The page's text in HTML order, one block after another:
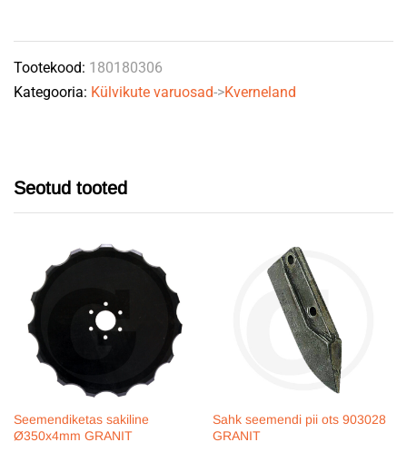
quantity
Tootekood: 180180306
Kategooria: Külvikute varuosad->Kverneland
Seotud tooted
Seemendiketas sakiline
Ø350x4mm GRANIT
Sahk seemendi pii ots 903028
GRANIT